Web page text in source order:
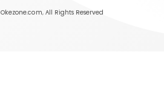
Okezone.com, All Rights Reserved